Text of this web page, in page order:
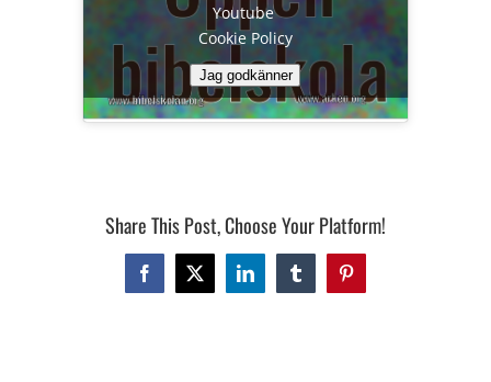
Youtube
Cookie Policy
Jag godkänner
Share This Post, Choose Your Platform!
Facebook
X LinkedInTumblrPinterest